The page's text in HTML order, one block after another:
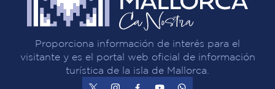
Proporciona información de interés para el
visitante y es el portal web oficial de información
turística de la isla de Mallorca.